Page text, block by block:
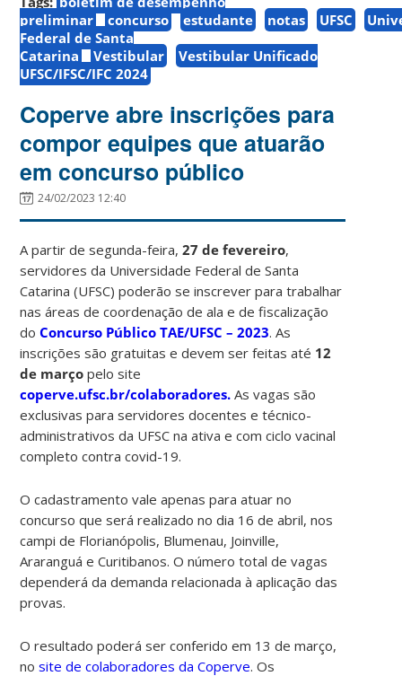
preliminar
concurso estudante notas UFSC
Federal de Santa
Catarina
Vestibular
Vestibular Unificado
UFSC/IFSC/IFC 2024
Coperve abre inscrições para
compor equipes que atuarão
em concurso público
24/02/2023 12:40
A partir de segunda-feira,27 de fevereiro,
servidores da Universidade Federal de Santa
Catarina (UFSC) poderão se inscrever para trabalhar
nas áreas de coordenação de ala e de fiscalização
doConcurso Público TAE/UFSC – 2023. As
inscrições são gratuitas e devem ser feitas até 12
de março pelo site
coperve.ufsc.br/colaboradores. As vagas são
exclusivas paraservidores docentes e técnico-
administrativos da UFSC na ativa e com ciclo vacinal
completo contra covid-19.
O cadastramento vale apenas para atuar no
concurso que será realizado no dia 16 de abril, nos
campi de Florianópolis, Blumenau, Joinville,
Araranguá e Curitibanos. O número total de vagas
dependerá da demanda relacionada à aplicação das
provas.
O resultado poderá ser conferido em 13 de março,
nosite de colaboradores da Coperve. Os